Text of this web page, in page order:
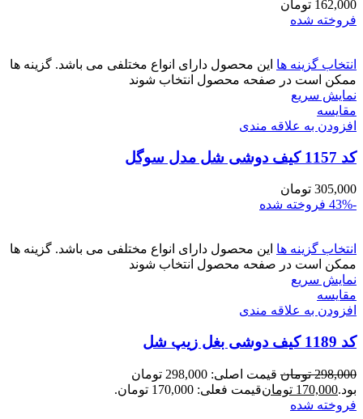
162,000 تومان
فروخته شده
انتخاب گزینه ها این محصول دارای انواع مختلفی می باشد. گزینه ها
ممکن است در صفحه محصول انتخاب شوند
نمایش سریع
مقايسه
افزودن به علاقه مندی
کد 1157 کیف دوشی شل مدل سوگل
305,000 تومان
-43%
فروخته شده
انتخاب گزینه ها این محصول دارای انواع مختلفی می باشد. گزینه ها
ممکن است در صفحه محصول انتخاب شوند
نمایش سریع
مقايسه
افزودن به علاقه مندی
کد 1189 کیف دوشی بغل زیپ شل
298,000 تومان
قیمت اصلی: 298,000 تومان
بود.170,000 تومانقیمت فعلی: 170,000 تومان.
فروخته شده